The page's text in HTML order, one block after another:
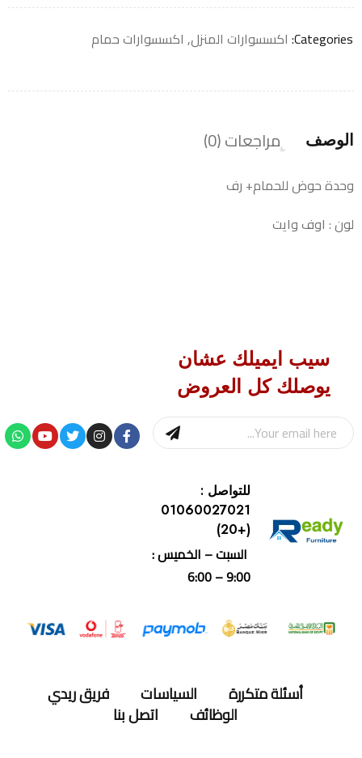
Categories: اكسسوارات المنزل, اكسسوارات حمام
الوصف مراجعات (0)
وحدة حوض للحمام+ رف
لون : اوف وايت
سيب ايميلك عشان
يوصلك كل العروض
للتواصل :
01060027021
(+20)
السبت – الخميس :
9:00 – 6:00
أسئلة متكررة السياسات فريق ريدي
الوظائف اتصل بنا